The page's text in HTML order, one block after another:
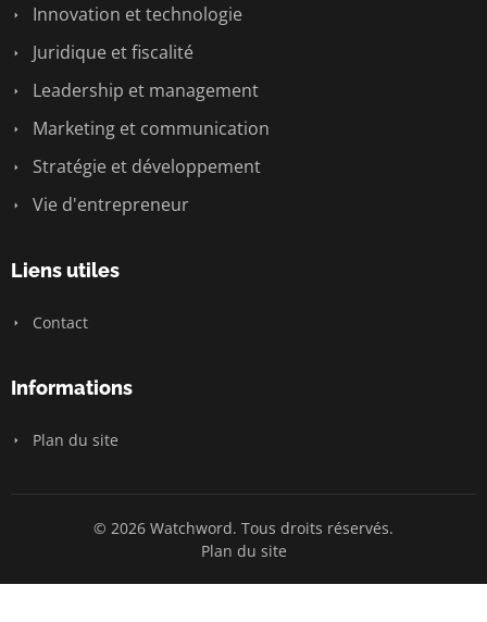
Innovation et technologie
Juridique et fiscalité
Leadership et management
Marketing et communication
Stratégie et développement
Vie d'entrepreneur
Liens utiles
Contact
Informations
Plan du site
© 2026 Watchword. Tous droits réservés.
Plan du site